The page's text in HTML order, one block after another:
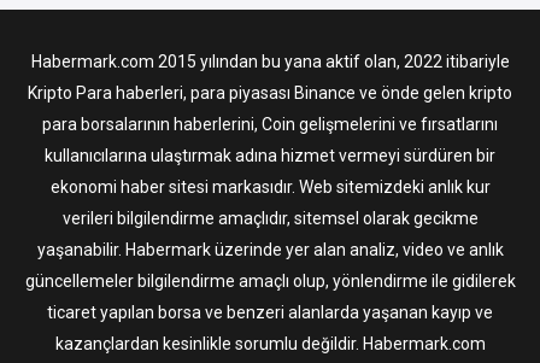
Habermark.com 2015 yılından bu yana aktif olan, 2022 itibariyle
Kripto Para haberleri, para piyasası Binance ve önde gelen kripto
para borsalarının haberlerini, Coin gelişmelerini ve fırsatlarını
kullanıcılarına ulaştırmak adına hizmet vermeyi sürdüren bir
ekonomi haber sitesi markasıdır. Web sitemizdeki anlık kur
verileri bilgilendirme amaçlıdır, sitemsel olarak gecikme
yaşanabilir. Habermark üzerinde yer alan analiz, video ve anlık
güncellemeler bilgilendirme amaçlı olup, yönlendirme ile gidilerek
ticaret yapılan borsa ve benzeri alanlarda yaşanan kayıp ve
kazançlardan kesinlikle sorumlu değildir. Habermark.com